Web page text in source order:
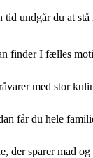
undgår du at
finder I fælles
med stor
får du hele
der sparer mad og